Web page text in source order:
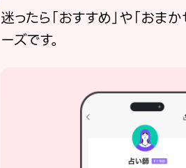
迷ったら「おすすめ」や「おま
ーズです。